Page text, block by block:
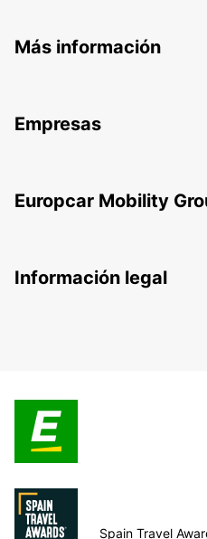
Más información
Empresas
Europcar Mobility
Información legal
Spain Travel